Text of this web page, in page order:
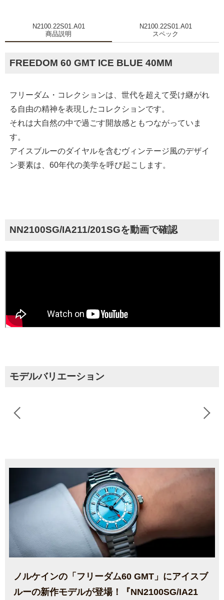
N2100.22S01.A01
商品説明
N2100.22S01.A01
スペック
FREEDOM 60 GMT ICE BLUE 40MM
フリーダム・コレクションは、世代を超えて受け継がれ
る自由の精神を表現したコレクションです。
それは大自然の中で過ごす開放感ともつながっていま
す。
アイスブルーのダイヤルを含むヴィンテージ風のデザイ
ン要素は、60年代の美学を呼び起こします。
NN2100SG/IA211/201SGを動画で確認
モデルバリエーション
ノルケインの「フリーダム60 GMT」にアイスブ
ルーの新作モデルが登場！『NN2100SG/IA21